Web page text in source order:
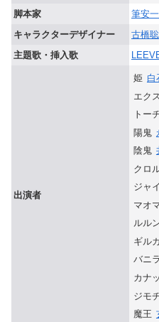
脚本家
筆安
キャラクターデザイナー
古橋聡
主題歌・挿入歌
出演者
姫 白
エクス
トー
陽鬼
陰鬼
クロ
ジャ
マオ
ルル
ギル
バニラ
カナ
ジモ
魔王